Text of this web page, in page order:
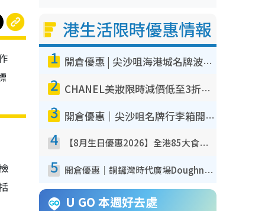
港生活限時優惠情報
1 開倉優惠 | 尖沙咀海港城名牌波鞋開倉低至1折！On鞋$899起／Joy&Peace鞋履$98起
2 CHANEL美妝限時減價低至3折！人氣粉底/唇膏/精華液低至$275！COCO香水都有平
3 開倉優惠｜尖沙咀名牌行李箱開倉低至4折！一連5日 American Tourister/ace./Hallmark $200起！
4 【8月生日優惠2026】全港85大食買玩著數攻略 自助餐/火鍋放題同行免費＋誠品/DONKI送現金券
5 開倉優惠｜銅鑼灣時代廣場Doughnut/Campo Marzio開倉低至1折！背囊、書包、手袋劈價$200起
U GO 本週好去處